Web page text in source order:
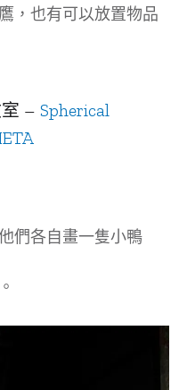
，也有可以放置物品
– Spherical
們各自畫一隻小鴨